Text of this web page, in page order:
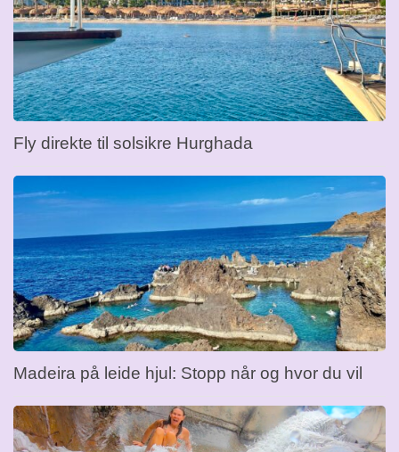
Fly direkte til solsikre Hurghada
Madeira på leide hjul: Stopp når og hvor du vil